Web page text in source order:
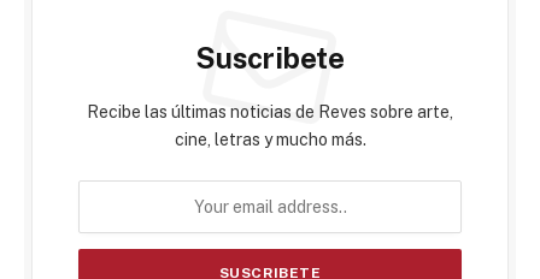
Suscribete
Recibe las últimas noticias de Reves sobre arte,
cine, letras y mucho más.